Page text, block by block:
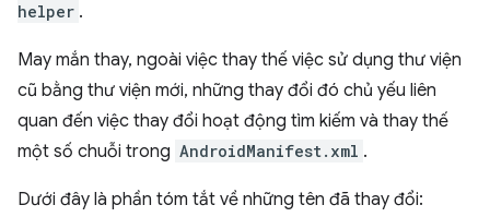
helper .
May mắn thay, ngoài việc thay thế việc sử dụng thư viện
cũ bằng thư viện mới, những thay đổi đó chủ yếu liên
quan đến việc thay đổi hoạt động tìm kiếm và thay thế
một số chuỗi trong AndroidManifest.xml .
Dưới đây là phần tóm tắt về những tên đã thay đổi: